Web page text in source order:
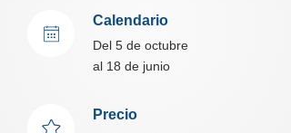
Calendario
Del 5 de octubre
al 18 de junio
Precio